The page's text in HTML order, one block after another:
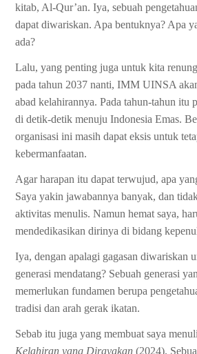
kitab, Al-Qur’an. Iya, sebuah
dapat diwariskan. Apa bentuknya? Apa
ada?
Lalu, yang penting juga untuk kita
pada tahun 2037 nanti, IMM UINSA
abad kelahirannya. Pada tahun-tahun itu
di detik-detik menuju Indonesia Emas.
organisasi ini masih dapat eksis untuk
kebermanfaatan.
Agar harapan itu dapat terwujud, apa
Saya yakin jawabannya banyak, dan
aktivitas menulis. Namun hemat saya,
mendedikasikan dirinya di bidang
Iya, dengan apalagi gagasan diwariskan
generasi mendatang? Sebuah generasi
memerlukan fundamen berupa
tradisi dan arah gerak ikatan.
Sebab itu juga yang membuat saya
Kelahiran yang Dirayakan (2024).